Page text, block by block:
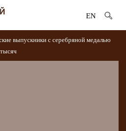
EN
выпускники с серебряной медалью